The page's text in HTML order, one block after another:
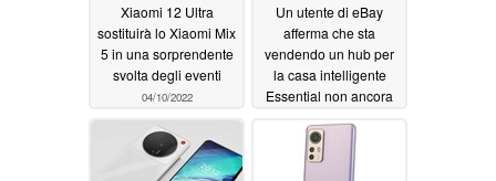
Xiaomi 12 Ultra
sostituirà lo Xiaomi Mix
5 in una sorprendente
svolta degli eventi
04/10/2022
Un utente di eBay
afferma che sta
vendendo un hub per
la casa intelligente
Essential non ancora